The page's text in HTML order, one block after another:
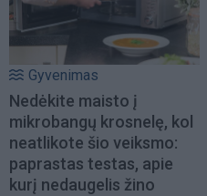
Gyvenimas
Nedėkite maisto į
mikrobangų krosnelę, kol
neatlikote šio veiksmo:
paprastas testas, apie
kurį nedaugelis žino